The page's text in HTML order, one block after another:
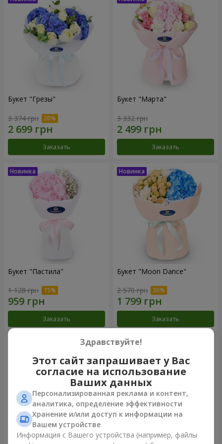
Букет "Грезы"
3 374 грн
Заказать
Букет "Марта"
3 332 грн
Заказать
Букет "Пастила"
1 128 грн
Заказать
Букет "Moon Dance"
2 570 грн
Заказать
Здравствуйте!
Этот сайт запрашивает у Вас
согласие на использование
Ваших данных
Персонализированная реклама и контент,
аналитика, определение эффективности
Хранение и/или доступ к информации на
Вашем устройстве
Информация с Вашего устройства (например, файлы